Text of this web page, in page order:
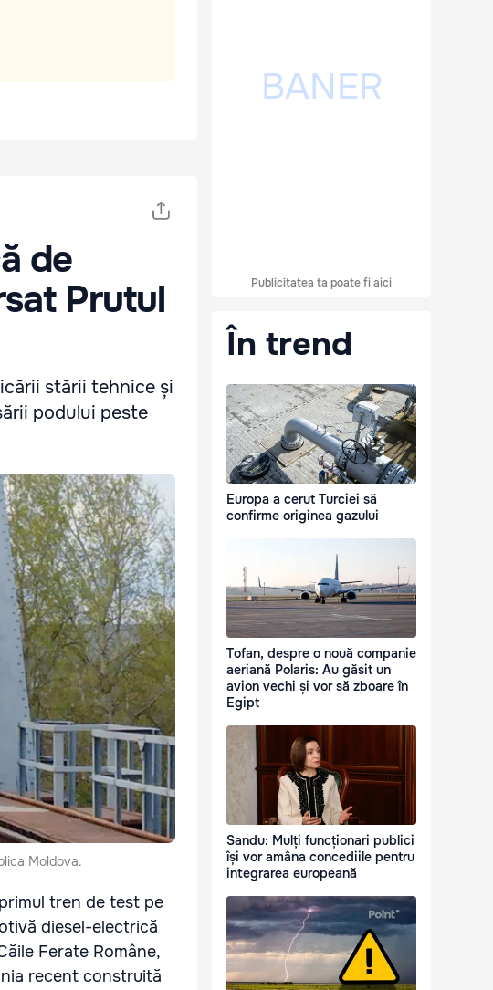
de
Prutul
stării tehnice și
podului peste
Moldova.
tren de test pe
diesel-electrică
Ferate Române,
recent construită
Publicitatea ta poate fi aici
În trend
Europa a cerut Turciei să
confirme originea gazului
Tofan, despre o nouă companie
aeriană Polaris: Au găsit un
avion vechi și vor să zboare în
Egipt
Sandu: Mulți funcționari publici
își vor amâna concediile pentru
integrarea europeană